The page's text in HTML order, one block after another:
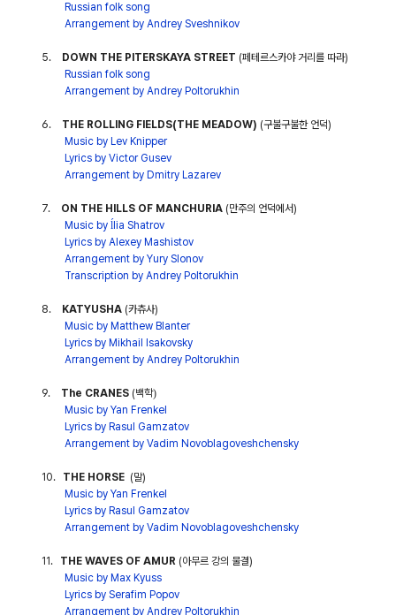
Russian folk song
Arrangement by Andrey Sveshnikov
5. DOWN THE PITERSKAYA STREET (페테르스카야 거리를 따라)
Russian folk song
Arrangement by Andrey Poltorukhin
6. THE ROLLING FIELDS(THE MEADOW) (구불구불한 언덕)
Music by Lev Knipper
Lyrics by Victor Gusev
Arrangement by Dmitry Lazarev
7. ON THE HILLS OF MANCHURIA (만주의 언덕에서)
Music byĺ lia Shatrov
Lyrics by Alexey Mashistov
Arrangement by Yury Slonov
Transcription by Andrey Poltorukhin
8. KATYUSHA(카츄사)
Music by Matthew Blanter
Lyrics by Mikhail Isakovsky
Arrangement by Andrey Poltorukhin
9. The CRANES (백학)
Music by Yan Frenkel
Lyrics by Rasul Gamzatov
Arrangement by Vadim Novoblagoveshchensky
10. THE HORSE (말)
Music by Yan Frenkel
Lyrics by Rasul Gamzatov
Arrangement by Vadim Novoblagoveshchensky
11. THE WAVES OF AMUR (아무르 강의 물결)
Music by Max Kyuss
Lyrics by Serafim Popov
Arrangement by Andrey Poltorukhin